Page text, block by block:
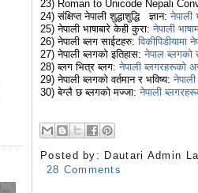
23) Roman to Unicode Nepali
24) संक्षिप्‍त नेपाली शुद्धाशुद्धि ज्ञान:नेपाली
25) नेपाली भाषाबारे केही कुरा:नेपाली
26) नेपाली ब्लग साईटहरु:
27) नेपाली ब्लगको इतिहास:नेपाल ब्लगको
28) ब्लग भित्र ब्लग:नेपाली ब्लगरहरूको
29) नेपाली ब्लगको वर्तमान र भविष्य:
30) बेग्लै छ ब्लगको मज्जा:नेपाली
Posted by: Dautari Admin
28 Comments